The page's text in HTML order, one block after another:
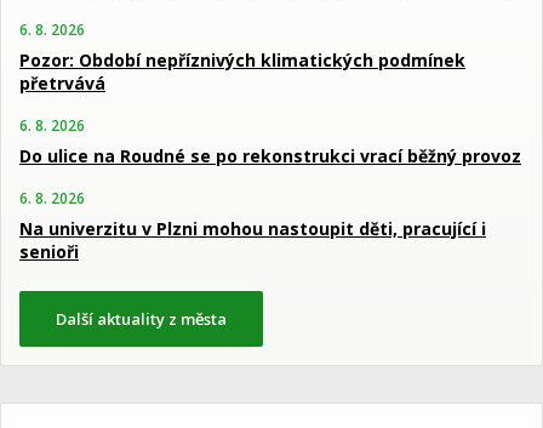
6. 8. 2026
Pozor: Období nepříznivých klimatických podmínek
přetrvává
6. 8. 2026
Do ulice na Roudné se po rekonstrukci vrací běžný provoz
6. 8. 2026
Na univerzitu v Plzni mohou nastoupit děti, pracující i
senioři
Další aktuality z města